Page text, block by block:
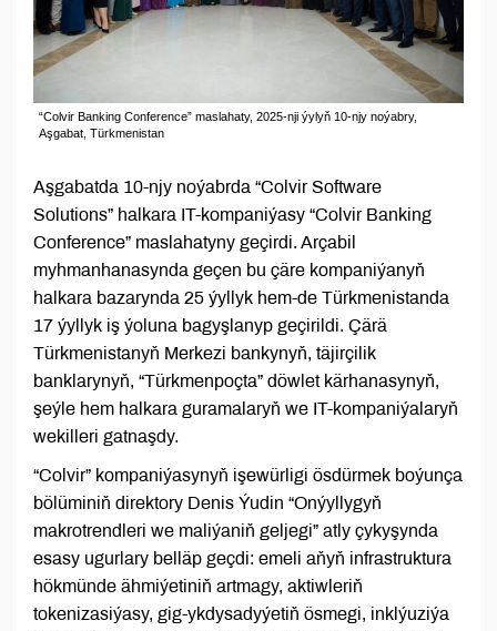
“Colvir Banking Conference” maslahaty, 2025-nji ýylyň 10-njy noýabry,
Aşgabat, Türkmenistan
Aşgabatda 10-njy noýabrda “Colvir Software
Solutions” halkara IT-kompaniýasy “Colvir Banking
Conference” maslahatyny geçirdi. Arçabil
myhmanhanasynda geçen bu çäre kompaniýanyň
halkara bazarynda 25 ýyllyk hem-de Türkmenistanda
17 ýyllyk iş ýoluna bagyşlanyp geçirildi. Çärä
Türkmenistanyň Merkezi bankynyň, täjirçilik
banklarynyň, “Türkmenpoçta” döwlet kärhanasynyň,
şeýle hem halkara guramalaryň we IT-kompaniýalaryň
wekilleri gatnaşdy.
“Colvir” kompaniýasynyň işewürligi ösdürmek boýunça
bölüminiň direktory Denis Ýudin “Onýyllygyň
makrotrendleri we maliýaniň geljegi” atly çykyşynda
esasy ugurlary belläp geçdi: emeli aňyň infrastruktura
hökmünde ähmiýetiniň artmagy, aktiwleriň
tokenizasiýasy, gig-ykdysadyýetiň ösmegi, inklýuziýa